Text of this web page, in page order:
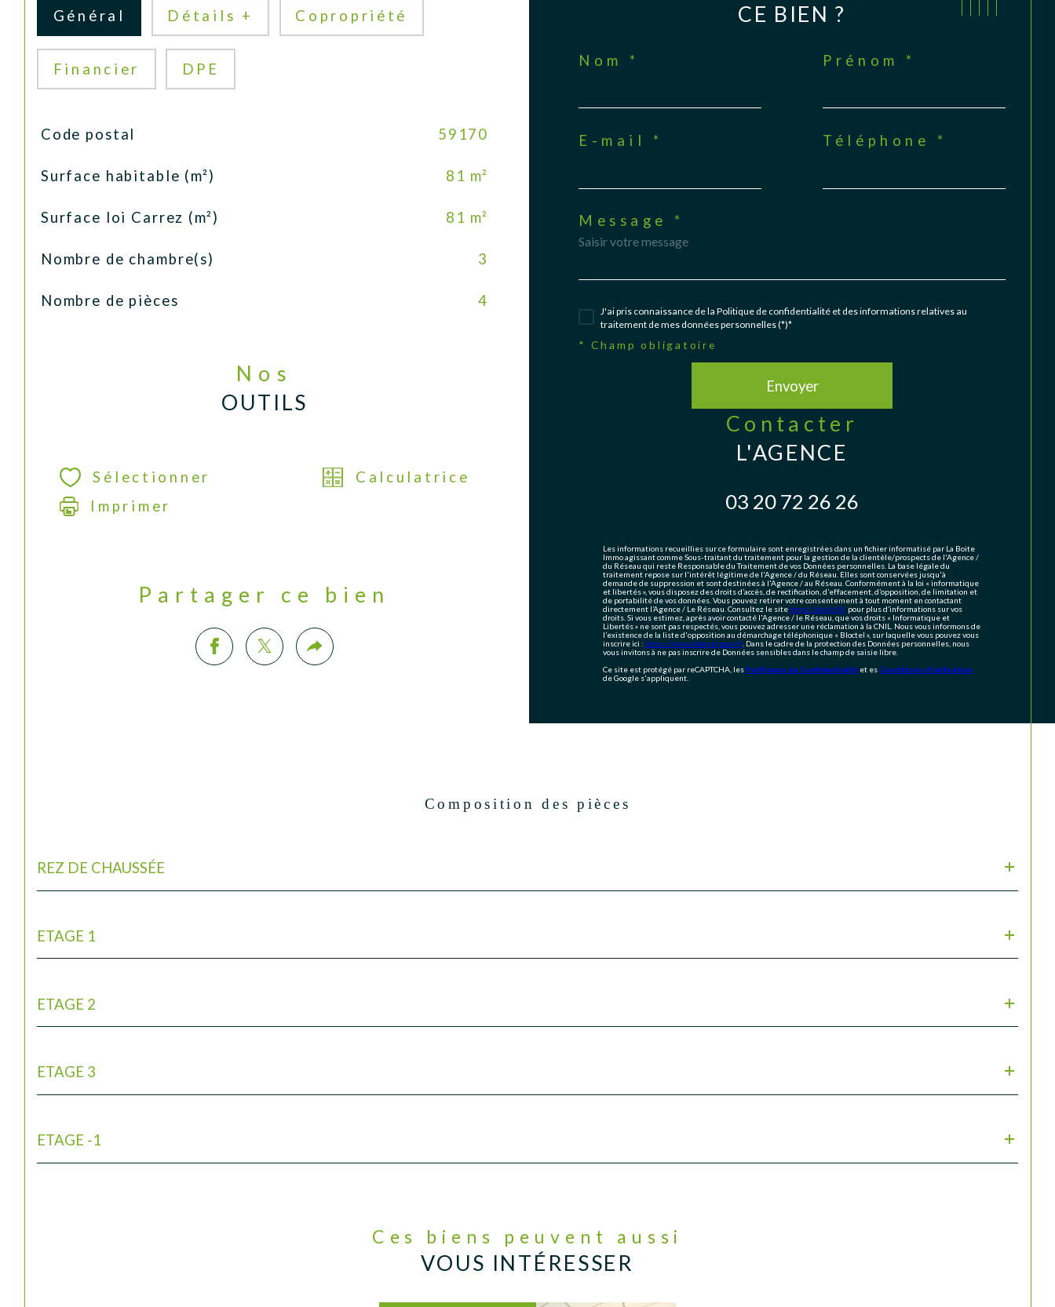
Général Détails + Copropriété
Financier DPE
TRAD_SIROCCO_Caracteristique
Code postal 59170
Surface habitable (m²) 81 m²
Surface loi Carrez (m²) 81 m²
Nombre de chambre(s) 3
Nombre de pièces 4
Nos
OUTILS
Sélectionner
Calculatrice
Imprimer
Partager ce bien
CE BIEN ?
Nom * Prénom *
E-mail * Téléphone *
Message *
J'ai pris connaissance de la Politique de confidentialité et des informations relatives au
traitement de mes données personnelles (*)*
* Champ obligatoire
Envoyer
contacter
L'AGENCE
03 20 72 26 26
Les informations recueillies sur ce formulaire sont enregistrées dans un fichier informatisé par La Boite
Immo agissant comme Sous-traitant du traitement pour la gestion de la clientèle/prospects de l'Agence /
du Réseau qui reste Responsable du Traitement de vos Données personnelles. La base légale du
traitement repose sur l'intérêt légitime de l'Agence / du Réseau. Elles sont conservées jusqu'à
demande de suppression et sont destinées à l'Agence / au Réseau. Conformément à la loi « informatique
et libertés », vous disposez des droits d’accès, de rectification, d’effacement, d’opposition, de limitation et
de portabilité de vos données. Vous pouvez retirer votre consentement à tout moment en contactant
directement l’Agence / Le Réseau. Consultez le site https://cnil.fr/frpour plus d’informations sur vos
droits. Si vous estimez, après avoir contacté l'Agence / le Réseau, que vos droits « Informatique et
Libertés » ne sont pas respectés, vous pouvez adresser une réclamation à la CNIL. Nous vous informons de
l’existence de la liste d'opposition au démarchage téléphonique « Bloctel », sur laquelle vous pouvez vous
inscrire ici : https://www.bloctel.gouv.fr. Dans le cadre de la protection des Données personnelles, nous
vous invitons à ne pas inscrire de Données sensibles dans le champ de saisie libre.
Ce site est protégé par reCAPTCHA, lesPolitiques de Confidentialitéet esConditions d'utilisation
de Google s'appliquent.
Composition des pièces
REZ DE CHAUSSÉE
ETAGE 1
ETAGE 2
ETAGE 3
ETAGE -1
Ces biens peuvent aussi
VOUS INTÉRESSER